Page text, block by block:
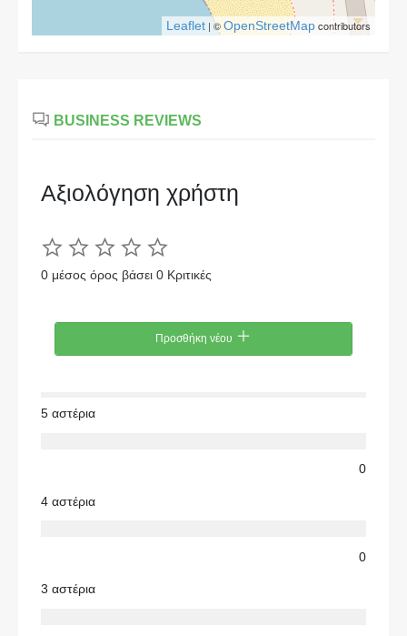
Leaflet | ©OpenStreetMapcontributors
BUSINESS REVIEWS
Αξιολόγηση χρήστη
0 μέσος όρος βάσει 0 Κριτικές
Προσθήκη νέου
5 αστέρια
0
4 αστέρια
0
3 αστέρια